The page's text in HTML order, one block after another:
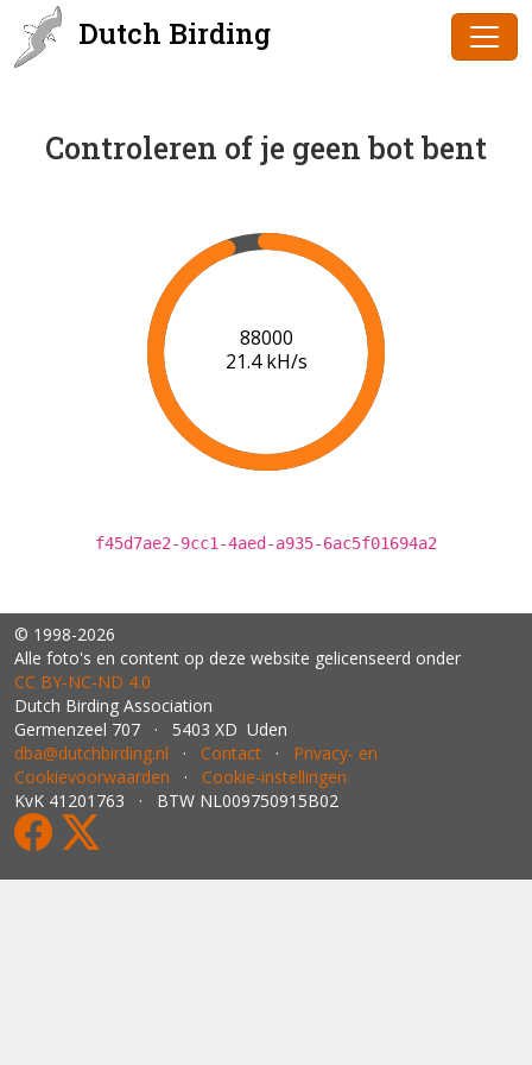
Dutch Birding
Controleren of je geen bot bent
90000
21.5 kH/s
f45d7ae2-9cc1-4aed-a935-6ac5f01694a2
© 1998-2026
Alle foto's en content op deze website gelicenseerd onder
CC BY‑NC‑ND 4.0
Dutch Birding Association
Germenzeel 707 · 5403 XD Uden
dba@dutchbirding.nl · Contact · Privacy- en
Cookievoorwaarden · Cookie-instellingen
KvK 41201763 · BTW NL009750915B02